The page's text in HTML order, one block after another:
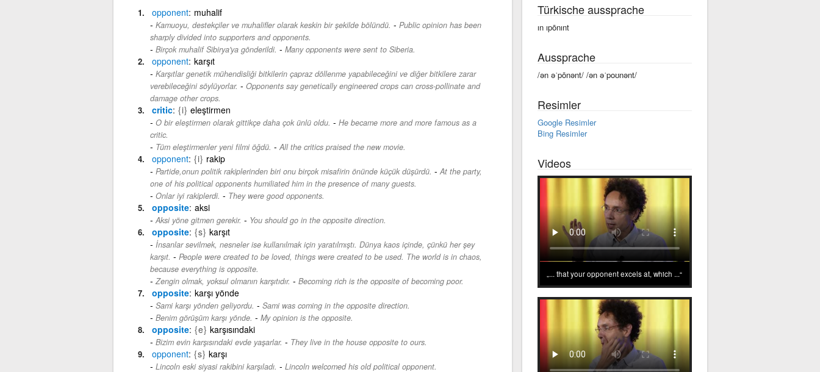
opponent muhalif
Kamuoyu, destekçiler ve muhalifler olarak keskin bir şekilde bölündü. - Public opinion has been
sharply divided into supporters and opponents.
Birçok muhalif Sibirya'ya gönderildi. - Many opponents were sent to Siberia.
opponent karşıt
Karşıtlar genetik mühendisliği bitkilerin çapraz döllenme yapabileceğini ve diğer bitkilere zarar
verebileceğini söylüyorlar. - Opponents say genetically engineered crops can cross-pollinate and
damage other crops.
critic {i} eleştirmen
O bir eleştirmen olarak gittikçe daha çok ünlü oldu. - He became more and more famous as a
critic.
Tüm eleştirmenler yeni filmi öğdü. - All the critics praised the new movie.
opponent {i} rakip
Partide,onun politik rakiplerinden biri onu birçok misafirin önünde küçük düşürdü. - At the party,
one of his political opponents humiliated him in the presence of many guests.
Onlar iyi rakiplerdi. - They were good opponents.
opposite aksi
Aksi yöne gitmen gerekir. - You should go in the opposite direction.
opposite {s} karşıt
İnsanlar sevilmek, nesneler ise kullanılmak için yaratılmıştı. Dünya kaos içinde, çünkü her şey
karşıt. - People were created to be loved, things were created to be used. The world is in chaos,
because everything is opposite.
Zengin olmak, yoksul olmanın karşıtıdır. - Becoming rich is the opposite of becoming poor.
opposite karşı yönde
Sami karşı yönden geliyordu. - Sami was coming in the opposite direction.
Benim görüşüm karşı yönde. - My opinion is the opposite.
opposite {e} karşısındaki
Bizim evin karşısındaki evde yaşarlar. - They live in the house opposite to ours.
opponent {s} karşı
Lincoln eski siyasi rakibini karşıladı. - Lincoln welcomed his old political opponent.
Türkische aussprache
ın ıpōnınt
Aussprache
/ən əˈpōnənt/ /ən əˈpoʊnənt/
Resimler
Google Resimler
Bing Resimler
Videos
... that your opponent excels at, which ...